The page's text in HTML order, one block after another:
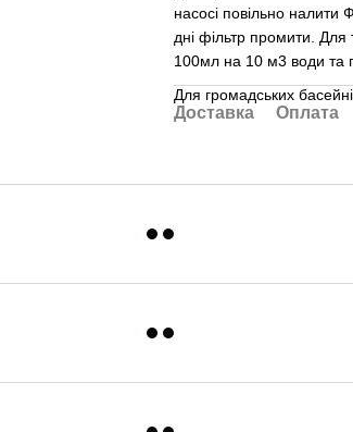
насосі повільно
дні фільтр промити. Для
100мл на 10 м3 води та
Для громадських
Доставка Оплата